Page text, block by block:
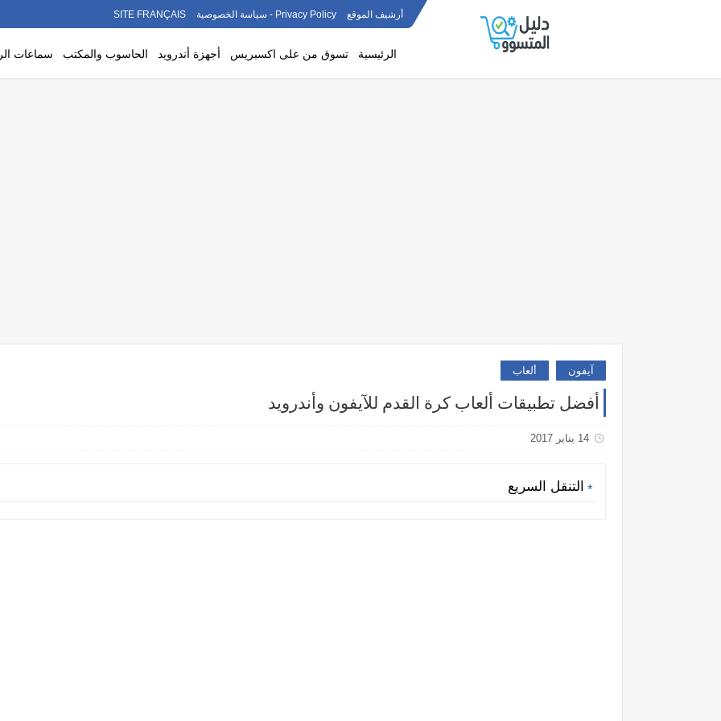
أرشيف الموقع Privacy Policy - سياسة الخصوصية SITE FRANÇAIS
الرئيسية تسوق من على اكسبريس أجهزة أندرويد الحاسوب والمكتب سماعات
آيفون ألعاب
أفضل تطبيقات ألعاب كرة القدم للآيفون وأندرويد
14 يناير 2017
التنقل السريع